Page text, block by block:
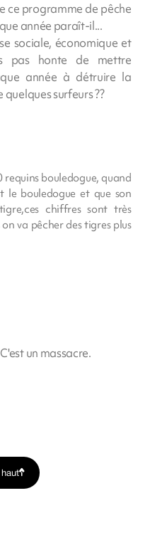
ce programme de pêche
année paraît-il...
sociale, économique et
pas honte de mettre
année à détruire la
surfeurs ??
bouledogue, quand
le bouledogue et que son
chiffres sont très
va pêcher des tigres plus
un massacre.
haut